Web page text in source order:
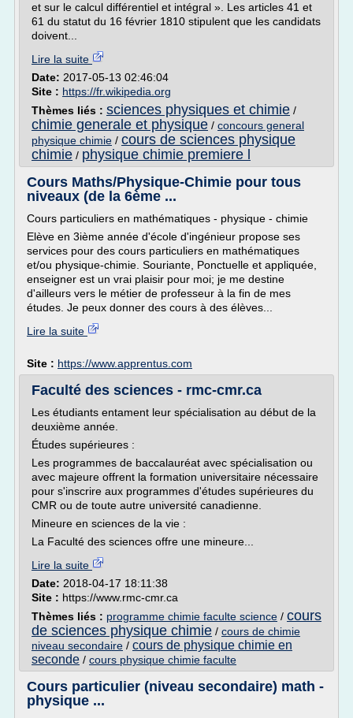
et sur le calcul différentiel et intégral ». Les articles 41 et
61 du statut du 16 février 1810 stipulent que les candidats
doivent...
Lire la suite
Date: 2017-05-13 02:46:04
Site : https://fr.wikipedia.org
Thèmes liés : sciences physiques et chimie /
chimie generale et physique / concours general
physique chimie / cours de sciences physique
chimie / physique chimie premiere l
Cours Maths/Physique-Chimie pour tous
niveaux (de la 6ème ...
Cours particuliers en mathématiques - physique - chimie
Elève en 3ième année d'école d'ingénieur propose ses
services pour des cours particuliers en mathématiques
et/ou physique-chimie. Souriante, Ponctuelle et appliquée,
enseigner est un vrai plaisir pour moi; je me destine
d'ailleurs vers le métier de professeur à la fin de mes
études. Je peux donner des cours à des élèves...
Lire la suite
Site : https://www.apprentus.com
Faculté des sciences - rmc-cmr.ca
Les étudiants entament leur spécialisation au début de la
deuxième année.
Études supérieures :
Les programmes de baccalauréat avec spécialisation ou
avec majeure offrent la formation universitaire nécessaire
pour s'inscrire aux programmes d'études supérieures du
CMR ou de toute autre université canadienne.
Mineure en sciences de la vie :
La Faculté des sciences offre une mineure...
Lire la suite
Date: 2018-04-17 18:11:38
Site : https://www.rmc-cmr.ca
Thèmes liés : programme chimie faculte science / cours
de sciences physique chimie / cours de chimie
niveau secondaire / cours de physique chimie en
seconde / cours physique chimie faculte
Cours particulier (niveau secondaire) math -
physique ...